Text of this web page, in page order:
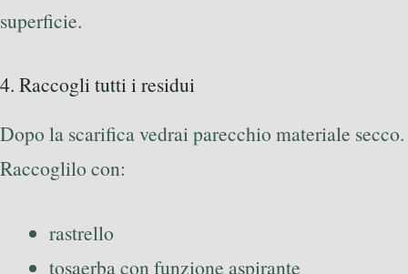
superficie.
4. Raccogli tutti i residui
Dopo la scarifica vedrai parecchio materiale secco.
Raccoglilo con:
rastrello
tosaerba con funzione aspirante